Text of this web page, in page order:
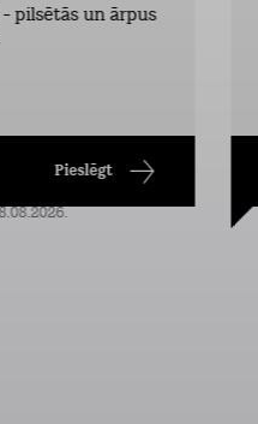
pilsētās un ārpus
Pieslēgt